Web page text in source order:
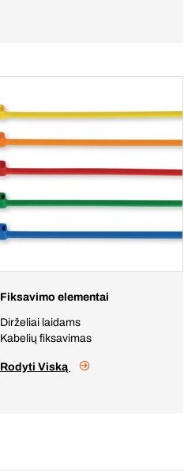
Fiksavimo elementai
Dirželiai laidams
Kabelių fiksavimas
Rodyti Viską